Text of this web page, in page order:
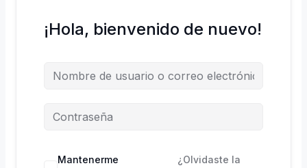
¡Hola, bienvenido de nuevo!
Mantenerme
¿Olvidaste la